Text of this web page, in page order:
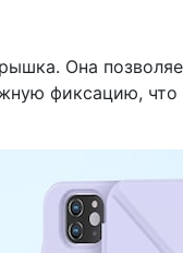
Она
фиксацию,